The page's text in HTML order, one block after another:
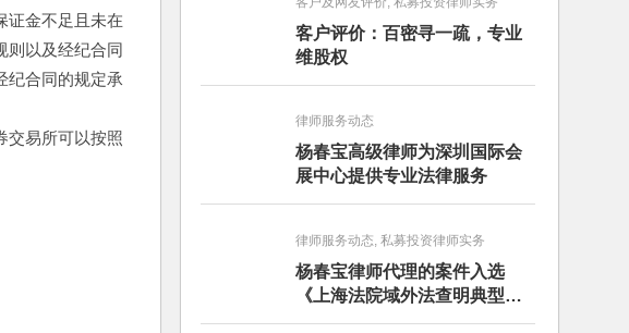
证金不足且未在
则以及经纪合同
纪合同的规定承
交易所可以按照
客户评价：百密寻一疏，专业
维股权
律师服务动态
杨春宝高级律师为深圳国际会
展中心提供专业法律服务
律师服务动态, 私募投资律师实务
杨春宝律师代理的案件入选
《上海法院域外法查明典型案
例》